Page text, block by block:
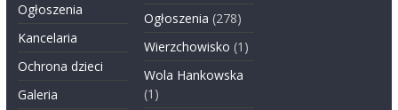
Ogłoszenia
Kancelaria
Ochrona dzieci
Galeria
Ogłoszenia (278)
Wierzchowisko (1)
Wola Hankowska
(1)